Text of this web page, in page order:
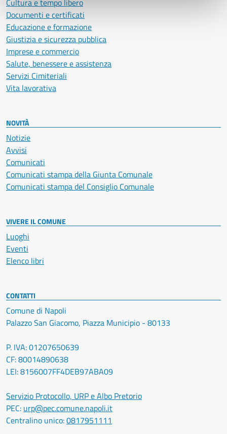
Cultura e tempo libero
Documenti e certificati
Educazione e formazione
Giustizia e sicurezza pubblica
Imprese e commercio
Salute, benessere e assistenza
Servizi Cimiteriali
Vita lavorativa
NOVITÀ
Notizie
Avvisi
Comunicati
Comunicati stampa della Giunta Comunale
Comunicati stampa del Consiglio Comunale
VIVERE IL COMUNE
Luoghi
Eventi
Elenco libri
CONTATTI
Comune di Napoli
Palazzo San Giacomo, Piazza Municipio - 80133
P. IVA: 01207650639
CF: 80014890638
LEI: 8156007FF4DEB97ABA09
Servizio Protocollo, URP e Albo Pretorio
PEC: urp@pec.comune.napoli.it
Centralino unico:0817951111